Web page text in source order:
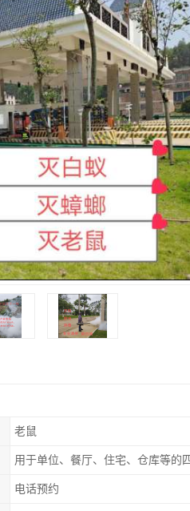
老鼠
用于单位、餐厅、住宅、仓库等的
电话预约